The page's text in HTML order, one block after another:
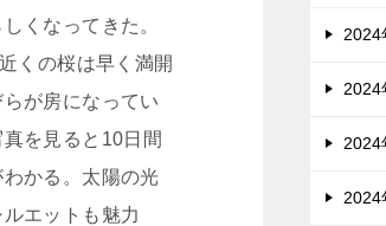
くなってきた。
くの桜は早く満開
が房になってい
を見ると10日間
かる。太陽の光
エットも魅力
2024
2024
2024
2024